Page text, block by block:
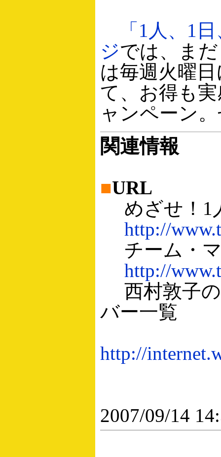
「1人、1
ジでは、ま
は毎週火曜
て、お得も
ャンペーン
関連情報
■URL
めざせ！1
http://
チーム・
http://
西村敦子の
バー一覧
http://
2007/09/14